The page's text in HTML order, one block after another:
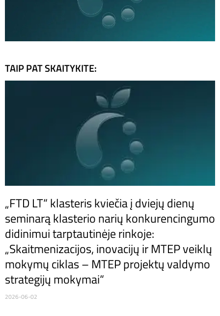
TAIP PAT SKAITYKITE:
„FTD LT“ klasteris kviečia į dviejų dienų
seminarą klasterio narių konkurencingumo
didinimui tarptautinėje rinkoje:
„Skaitmenizacijos, inovacijų ir MTEP veiklų
mokymų ciklas – MTEP projektų valdymo
strategijų mokymai“
2026-06-02